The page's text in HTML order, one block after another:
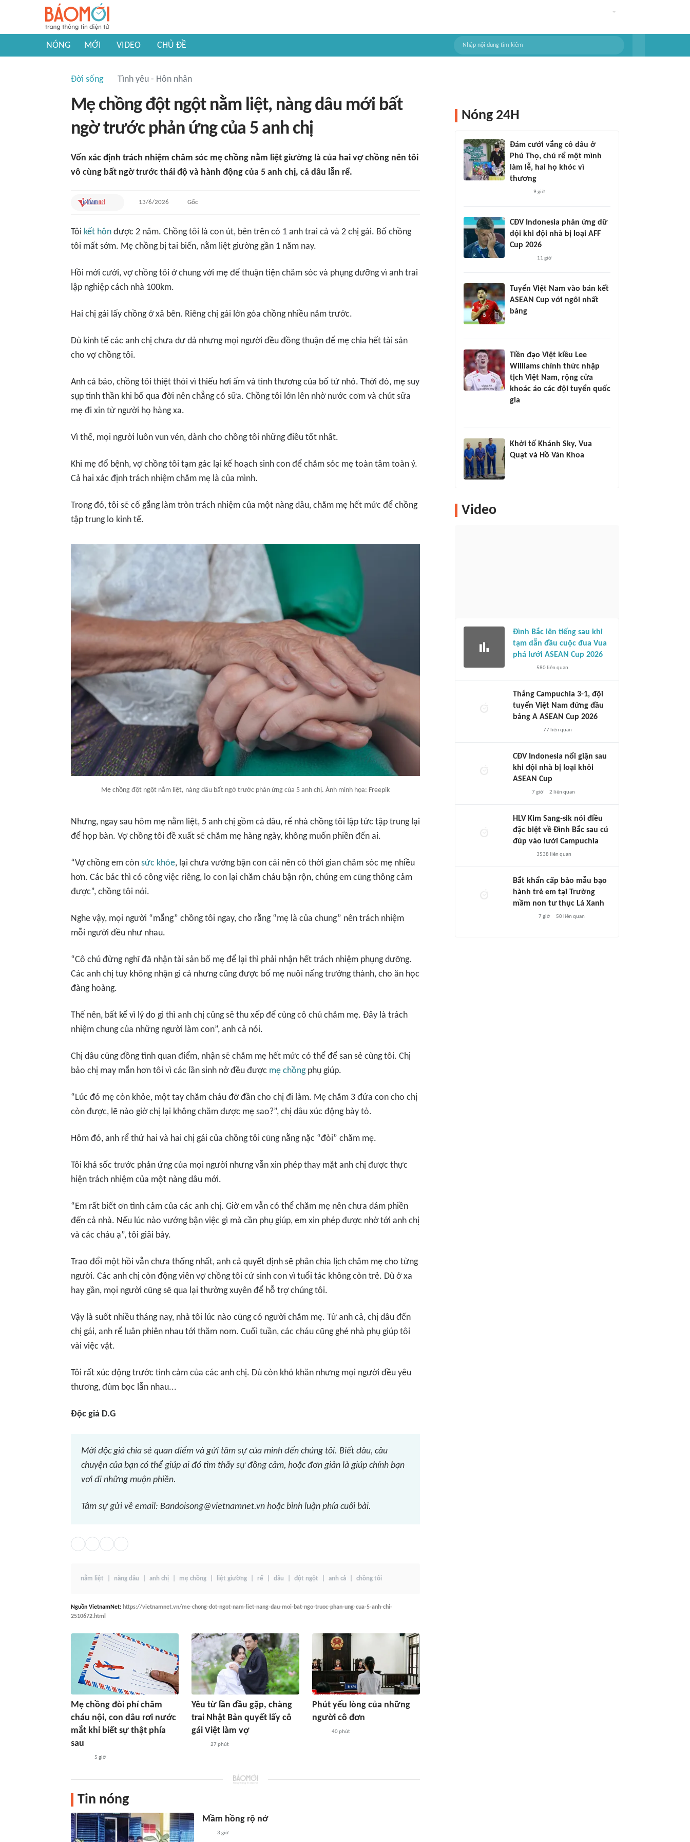
NÓNG MỚI VIDEO CHỦ ĐỀ
Đời sống Tình yêu - Hôn nhân
Mẹ chồng đột ngột nằm liệt, nàng dâu mới bất
ngờ trước phản ứng của 5 anh chị
Vốn xác định trách nhiệm chăm sóc mẹ chồng nằm liệt giường là của hai vợ chồng nên tôi
vô cùng bất ngờ trước thái độ và hành động của 5 anh chị, cả dâu lẫn rể.
13/6/2026 Gốc
Tôi kết hôn được 2 năm. Chồng tôi là con út, bên trên có 1 anh trai cả và 2 chị gái. Bố chồng
tôi mất sớm. Mẹ chồng bị tai biến, nằm liệt giường gần 1 năm nay.
Hồi mới cưới, vợ chồng tôi ở chung với mẹ để thuận tiện chăm sóc và phụng dưỡng vì anh trai
lập nghiệp cách nhà 100km.
Hai chị gái lấy chồng ở xã bên. Riêng chị gái lớn góa chồng nhiều năm trước.
Dù kinh tế các anh chị chưa dư dả nhưng mọi người đều đồng thuận để mẹ chia hết tài sản
cho vợ chồng tôi.
Anh cả bảo, chồng tôi thiệt thòi vì thiếu hơi ấm và tình thương của bố từ nhỏ. Thời đó, mẹ suy
sụp tinh thần khi bố qua đời nên chẳng có sữa. Chồng tôi lớn lên nhờ nước cơm và chút sữa
mẹ đi xin từ người họ hàng xa.
Vì thế, mọi người luôn vun vén, dành cho chồng tôi những điều tốt nhất.
Khi mẹ đổ bệnh, vợ chồng tôi tạm gác lại kế hoạch sinh con để chăm sóc mẹ toàn tâm toàn ý.
Cả hai xác định trách nhiệm chăm mẹ là của mình.
Trong đó, tôi sẽ cố gắng làm tròn trách nhiệm của một nàng dâu, chăm mẹ hết mức để chồng
tập trung lo kinh tế.
Mẹ chồng đột ngột nằm liệt, nàng dâu bất ngờ trước phản ứng của 5 anh chị. Ảnh minh họa: Freepik
Nhưng, ngay sau hôm mẹ nằm liệt, 5 anh chị gồm cả dâu, rể nhà chồng tôi lập tức tập trung lại
để họp bàn. Vợ chồng tôi đề xuất sẽ chăm mẹ hàng ngày, không muốn phiền đến ai.
“Vợ chồng em còn sức khỏe, lại chưa vướng bận con cái nên có thời gian chăm sóc mẹ nhiều
hơn. Các bác thì có công việc riêng, lo con lại chăm cháu bận rộn, chúng em cũng thông cảm
được”, chồng tôi nói.
Nghe vậy, mọi người “mắng” chồng tôi ngay, cho rằng “mẹ là của chung” nên trách nhiệm
mỗi người đều như nhau.
“Cô chú đừng nghĩ đã nhận tài sản bố mẹ để lại thì phải nhận hết trách nhiệm phụng dưỡng.
Các anh chị tuy không nhận gì cả nhưng cũng được bố mẹ nuôi nấng trưởng thành, cho ăn học
đàng hoàng.
Thế nên, bất kể vì lý do gì thì anh chị cũng sẽ thu xếp để cùng cô chú chăm mẹ. Đây là trách
nhiệm chung của những người làm con”, anh cả nói.
Chị dâu cũng đồng tình quan điểm, nhận sẽ chăm mẹ hết mức có thể để san sẻ cùng tôi. Chị
bảo chị may mắn hơn tôi vì các lần sinh nở đều được mẹ chồngphụ giúp.
“Lúc đó mẹ còn khỏe, một tay chăm cháu đỡ đần cho chị đi làm. Mẹ chăm 3 đứa con cho chị
còn được, lẽ nào giờ chị lại không chăm được mẹ sao?”, chị dâu xúc động bày tỏ.
Hôm đó, anh rể thứ hai và hai chị gái của chồng tôi cũng nằng nặc “đòi” chăm mẹ.
Tôi khá sốc trước phản ứng của mọi người nhưng vẫn xin phép thay mặt anh chị được thực
hiện trách nhiệm của một nàng dâu mới.
“Em rất biết ơn tình cảm của các anh chị. Giờ em vẫn có thể chăm mẹ nên chưa dám phiền
đến cả nhà. Nếu lúc nào vướng bận việc gì mà cần phụ giúp, em xin phép được nhờ tới anh chị
và các cháu ạ”, tôi giãi bày.
Trao đổi một hồi vẫn chưa thống nhất, anh cả quyết định sẽ phân chia lịch chăm mẹ cho từng
người. Các anh chị còn động viên vợ chồng tôi cứ sinh con vì tuổi tác không còn trẻ. Dù ở xa
hay gần, mọi người cũng sẽ qua lại thường xuyên để hỗ trợ chúng tôi.
Vậy là suốt nhiều tháng nay, nhà tôi lúc nào cũng có người chăm mẹ. Từ anh cả, chị dâu đến
chị gái, anh rể luân phiên nhau tới thăm nom. Cuối tuần, các cháu cũng ghé nhà phụ giúp tôi
vài việc vặt.
Tôi rất xúc động trước tình cảm của các anh chị. Dù còn khó khăn nhưng mọi người đều yêu
thương, đùm bọc lẫn nhau...
Độc giả D.G
Mời độc giả chia sẻ quan điểm và gửi tâm sự của mình đến chúng tôi. Biết đâu, câu
chuyện của bạn có thể giúp ai đó tìm thấy sự đồng cảm, hoặc đơn giản là giúp chính bạn
vơi đi những muộn phiền.
Tâm sự gửi về email: Bandoisong@vietnamnet.vn hoặc bình luận phía cuối bài.
nằm liệt nàng dâu anh chị mẹ chồng liệt giường rể dâu đột ngột anh cả chồng tôi
Nguồn VietnamNet: https://vietnamnet.vn/me-chong-dot-ngot-nam-liet-nang-dau-moi-bat-ngo-truoc-phan-ung-cua-5-anh-chi-
2510672.html
Mẹ chồng đòi phí chăm
cháu nội, con dâu rơi nước
mắt khi biết sự thật phía
sau
5 giờ
Yêu từ lần đầu gặp, chàng
trai Nhật Bản quyết lấy cô
gái Việt làm vợ
27 phút
Phút yếu lòng của những
người cô đơn
40 phút
Tin nóng
Mầm hồng rộ nở
3 giờ
Nóng 24H
Đám cưới vắng cô dâu ở
Phú Thọ, chú rể một mình
làm lễ, hai họ khóc vì
thương
9 giờ
CĐV Indonesia phản ứng dữ
dội khi đội nhà bị loại AFF
Cup 2026
11 giờ
Tuyển Việt Nam vào bán kết
ASEAN Cup với ngôi nhất
bảng
Tiền đạo Việt kiều Lee
Williams chính thức nhập
tịch Việt Nam, rộng cửa
khoác áo các đội tuyển quốc
gia
Khởi tố Khánh Sky, Vua
Quạt và Hồ Văn Khoa
Video
Đình Bắc lên tiếng sau khi
tạm dẫn đầu cuộc đua Vua
phá lưới ASEAN Cup 2026
580liên quan
Thắng Campuchia 3-1, đội
tuyển Việt Nam đứng đầu
bảng A ASEAN Cup 2026
77liên quan
CĐV Indonesia nổi giận sau
khi đội nhà bị loại khỏi
ASEAN Cup
7 giờ 2 liên quan
HLV Kim Sang-sik nói điều
đặc biệt về Đình Bắc sau cú
đúp vào lưới Campuchia
3538 liên quan
Bắt khẩn cấp bảo mẫu bạo
hành trẻ em tại Trường
mầm non tư thục Lá Xanh
7 giờ 50 liên quan